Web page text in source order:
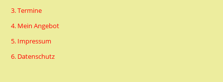
3. Termine
4. Mein Angebot
5. Impressum
6. Datenschutz